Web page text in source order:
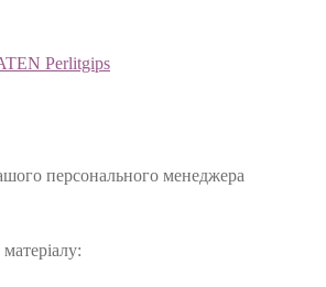
Perlitgips
персонального менеджера